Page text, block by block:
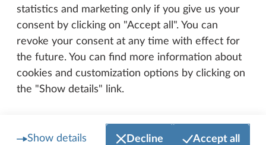
statistics and marketing only if you give us your
consent by clicking on "Accept all". You can
revoke your consent at any time with effect for
the future. You can find more information about
cookies and customization options by clicking on
the "Show details" link.
Show details Decline Accept all
Camper en Caravan Service Nederweert BV CCS
Nederweert
6031 SP Nederweert
Meer informatie
Dealer bellen